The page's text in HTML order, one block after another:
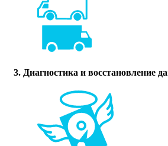
3. Диагностика и восстановление